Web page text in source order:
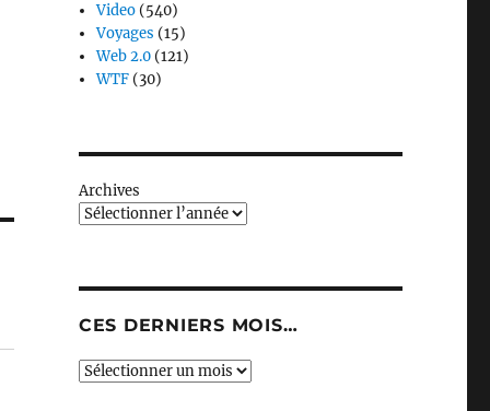
Video (540)
Voyages (15)
Web 2.0 (121)
WTF (30)
Archives
CES DERNIERS MOIS…
Ces